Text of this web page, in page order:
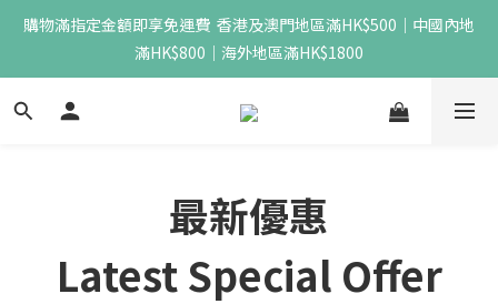
購物滿指定金額即享免運費  香港及澳門地區滿HK$500｜中國內地
滿HK$800｜海外地區滿HK$1800
最新優惠
Latest Special Offer